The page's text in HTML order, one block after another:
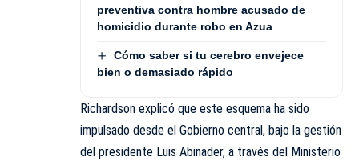
preventiva contra hombre acusado de
homicidio durante robo en Azua
Cómo saber si tu cerebro envejece
bien o demasiado rápido
Richardson explicó que este esquema ha sido
impulsado desde el Gobierno central, bajo la gestión
del presidente Luis Abinader, a través del Ministerio